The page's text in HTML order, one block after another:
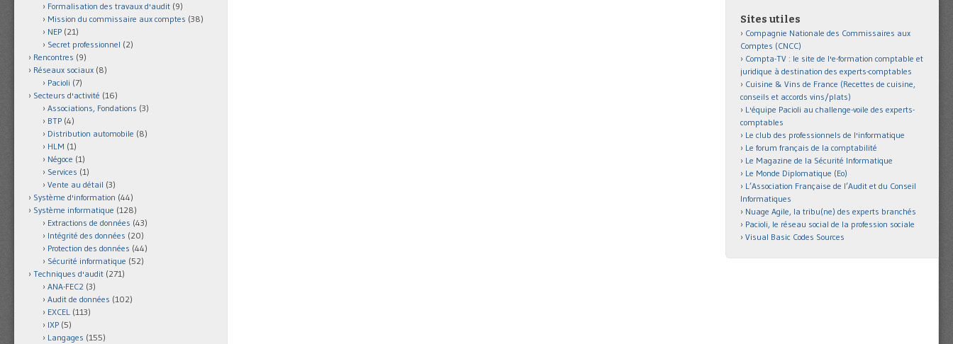
Formalisation des travaux d'audit (9)
Mission du commissaire aux comptes (38)
NEP (21)
Secret professionnel (2)
Rencontres (9)
Réseaux sociaux (8)
Pacioli (7)
Secteurs d'activité (16)
Associations, Fondations (3)
BTP (4)
Distribution automobile (8)
HLM (1)
Négoce (1)
Services (1)
Vente au détail (3)
Système d'information (44)
Système informatique (128)
Extractions de données (43)
Intégrité des données (20)
Protection des données (44)
Sécurité informatique (52)
Techniques d'audit (271)
ANA-FEC2 (3)
Audit de données (102)
EXCEL (113)
IXP (5)
Langages (155)
Sites utiles
Compagnie Nationale des Commissaires aux
Comptes (CNCC)
Compta-TV : le site de l'e-formation comptable et
juridique à destination des experts-comptables
Cuisine & Vins de France (Recettes de cuisine,
conseils et accords vins/plats)
L'équipe Pacioli au challenge-voile des experts-
comptables
Le club des professionnels de l'informatique
Le forum français de la comptabilité
Le Magazine de la Sécurité Informatique
Le Monde Diplomatique (Eo)
L’Association Française de l’Audit et du Conseil
Informatiques
Nuage Agile, la tribu(ne) des experts branchés
Pacioli, le réseau social de la profession sociale
Visual Basic Codes Sources